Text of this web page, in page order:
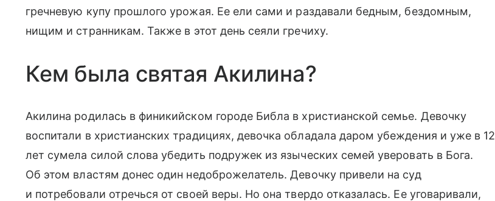
гречневую купу прошлого урожая. Ее ели сами и раздавали бедным, бездомным,
нищим и странникам. Также в этот день сеяли гречиху.
Кем была святая Акилина?
Акилина родилась в финикийском городе Библа в христианской семье. Девочку
воспитали в христианских традициях, девочка обладала даром убеждения и уже в 12
лет сумела силой слова убедить подружек из языческих семей уверовать в Бога.
Об этом властям донес один недоброжелатель. Девочку привели на суд
и потребовали отречься от своей веры. Но она твердо отказалась. Ее уговаривали,